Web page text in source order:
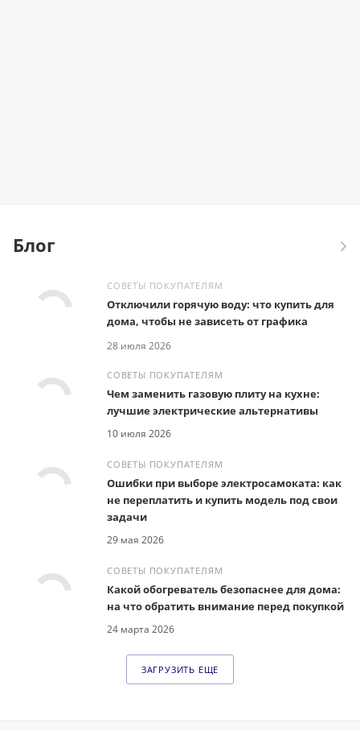
Блог
СОВЕТЫ ПОКУПАТЕЛЯМ
28 июля 2026
Отключили горячую воду: что купить для
дома, чтобы не зависеть от графика
СОВЕТЫ ПОКУПАТЕЛЯМ
10 июля 2026
Чем заменить газовую плиту на кухне:
лучшие электрические альтернативы
СОВЕТЫ ПОКУПАТЕЛЯМ
29 мая 2026
Ошибки при выборе электросамоката: как
не переплатить и купить модель под свои
задачи
СОВЕТЫ ПОКУПАТЕЛЯМ
24 марта 2026
Какой обогреватель безопаснее для дома:
на что обратить внимание перед покупкой
ЗАГРУЗИТЬ ЕЩЕ